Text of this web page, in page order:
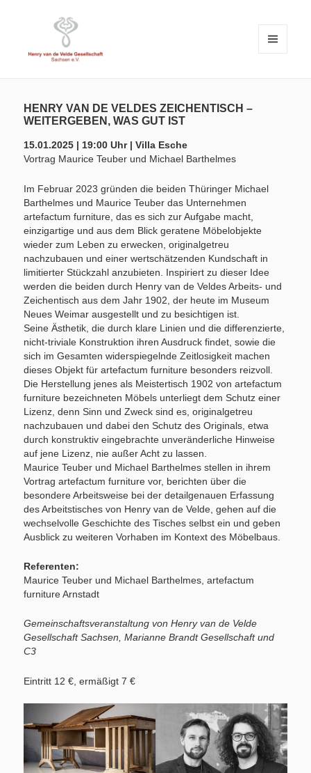
GESELLSCHAFT SACHSEN E.V.
HENRY VAN DE VELDES ZEICHENTISCH –
WEITERGEBEN, WAS GUT IST
15.01.2025 | 19:00 Uhr | Villa Esche
Vortrag Maurice Teuber und Michael Barthelmes
Im Februar 2023 gründen die beiden Thüringer Michael
Barthelmes und Maurice Teuber das Unternehmen
artefactum furniture, das es sich zur Aufgabe macht,
einzigartige und aus dem Blick geratene Möbelobjekte
wieder zum Leben zu erwecken, originalgetreu
nachzubauen und einer wertschätzenden Kundschaft in
limitierter Stückzahl anzubieten. Inspiriert zu dieser Idee
werden die beiden durch Henry van de Veldes Arbeits- und
Zeichentisch aus dem Jahr 1902, der heute im Museum
Neues Weimar ausgestellt und zu besichtigen ist.
Seine Ästhetik, die durch klare Linien und die differenzierte,
nicht-triviale Konstruktion ihren Ausdruck findet, sowie die
sich im Gesamten widerspiegelnde Zeitlosigkeit machen
dieses Objekt für artefactum furniture besonders reizvoll.
Die Herstellung jenes als Meistertisch 1902 von artefactum
furniture bezeichneten Möbels unterliegt dem Schutz einer
Lizenz, denn Sinn und Zweck sind es, originalgetreu
nachzubauen und dabei den Schutz des Originals, etwa
durch konstruktiv eingebrachte unveränderliche Hinweise
auf jene Lizenz, nie außer Acht zu lassen.
Maurice Teuber und Michael Barthelmes stellen in ihrem
Vortrag artefactum furniture vor, berichten über die
besondere Arbeitsweise bei der detailgenauen Erfassung
des Arbeitstisches von Henry van de Velde, gehen auf die
wechselvolle Geschichte des Tisches selbst ein und geben
Ausblick zu weiteren Vorhaben im Kontext des Möbelbaus.
Referenten:
Maurice Teuber und Michael Barthelmes, artefactum
furniture Arnstadt
Gemeinschaftsveranstaltung von Henry van de Velde
Gesellschaft Sachsen, Marianne Brandt Gesellschaft und
C3
Eintritt 12 €, ermäßigt 7 €